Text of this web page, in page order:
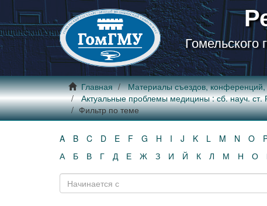
Гомельского
Главная Материалы съездов,
Актуальные проблемы медицины : сб. науч. ст.
Фильтр по теме
A B C D E F G H I J K L M N O
А
Б В Г Д Е Ж З И Й К Л М Н О